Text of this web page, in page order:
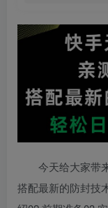
今天给大家带
搭配最新的防封技